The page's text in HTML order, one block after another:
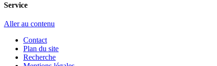
Service
Aller au contenu
Contact
Plan du site
Recherche